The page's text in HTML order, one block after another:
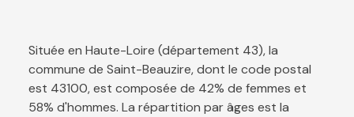
Située en Haute-Loire (département 43), la
commune de Saint-Beauzire, dont le code postal
est 43100, est composée de 42% de femmes et
58% d'hommes. La répartition par âges est la